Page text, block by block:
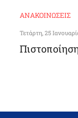
ΑΝΑΚΟΙΝΏΣΕΙΣ
Τετάρτη, 25